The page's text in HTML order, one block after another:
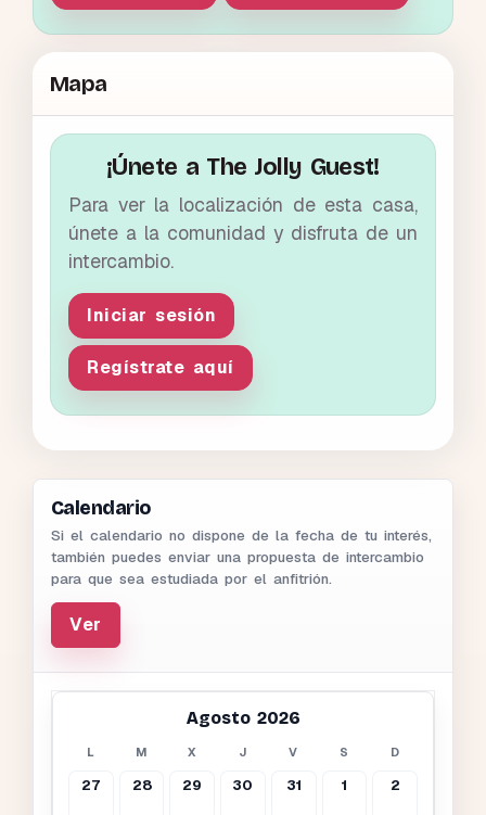
Mapa
¡Únete a The Jolly Guest!
Para ver la localización de esta casa,
únete a la comunidad y disfruta de un
intercambio.
Iniciar sesión
Regístrate aquí
Calendario
Si el calendario no dispone de la fecha de tu interés,
también puedes enviar una propuesta de intercambio
para que sea estudiada por el anfitrión.
Ver
Agosto 2026
L M X J V S D
27 28 29 30 31 1 2